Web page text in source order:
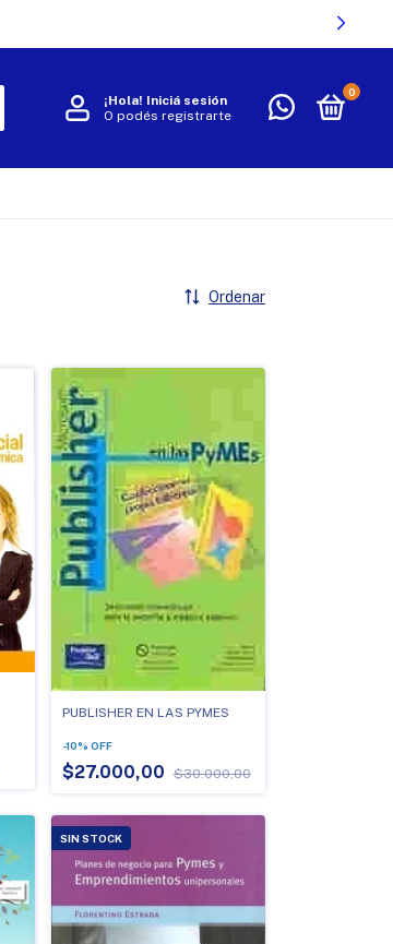
¡Hola! Iniciá sesión
O podés registrarte
0
Ordenar
PUBLISHER EN LAS PYMES
-10% OFF
$27.000,00 $30.000,00
SIN STOCK